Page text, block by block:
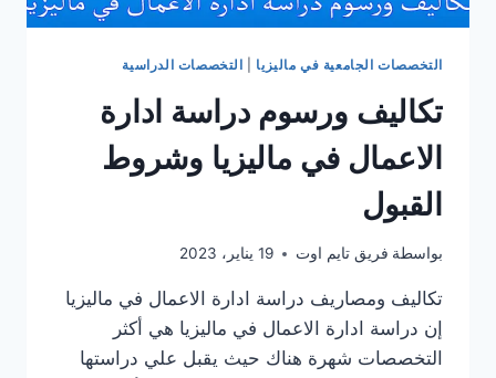
التخصصات الجامعية في ماليزيا التخصصات الدراسية
تكاليف ورسوم دراسة ادارة
الاعمال في ماليزيا وشروط
القبول
بواسطة فريق تايم اوت 19 يناير، 2023
تكاليف ومصاريف دراسة ادارة الاعمال في ماليزيا
إن دراسة ادارة الاعمال في ماليزيا هي أكثر
التخصصات شهرة هناك حيث يقبل علي دراستها